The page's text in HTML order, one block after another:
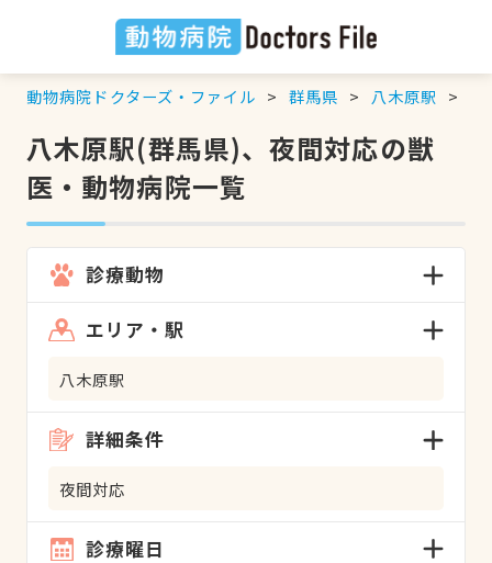
動物病院ドクターズ・ファイル 群馬県 八木原駅
八木原駅(群馬県)、夜間対応の獣
医・動物病院一覧
診療動物
エリア・駅
八木原駅
詳細条件
夜間対応
診療曜日